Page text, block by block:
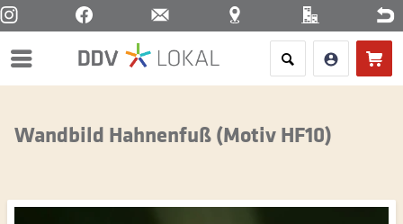
Menü
Wandbild Hahnenfuß (Motiv HF10)